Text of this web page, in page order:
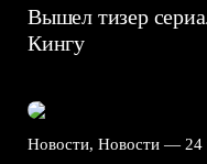
Вышел тизер
Кингу
Новости, Новости — 24